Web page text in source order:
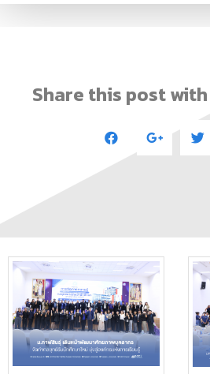
Share this post